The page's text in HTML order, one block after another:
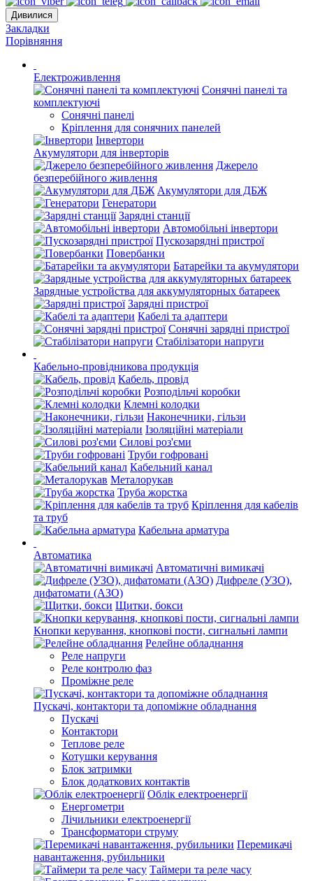
Дивилися
Закладки
Порівняння
Електроживлення
Сонячні панелі та
комплектуючі
Сонячні панелі
Кріплення для сонячних панелей
Інвертори
Акумулятори для інверторів
Джерело
безперебійного живлення
Акумулятори для ДБЖ
Генератори
Зарядні станції
Автомобільні інвертори
Пускозарядні пристрої
Повербанки
Батарейки та акумулятори
Зарядные устройства для аккумуляторных батареек
Зарядні пристрої
Кабелі та адаптери
Сонячні зарядні пристрої
Стабілізатори напруги
Кабельно-провідникова продукція
Кабель, провід
Розподільчі коробки
Клемні колодки
Наконечники, гільзи
Ізоляційні матеріали
Силові роз'єми
Труби гофровані
Кабельний канал
Металорукав
Труба жорстка
Кріплення для кабелів
та труб
Кабельна арматура
Автоматика
Автоматичні вимикачі
Дифреле (УЗО),
дифатомати (АЗО)
Щитки, бокси
Кнопки керування, кнопкові пости, сигнальні лампи
Релейне обладнання
Реле напруги
Реле контролю фаз
Проміжне реле
Пускачі, контактори та допоміжне обладнання
Пускачі
Контактори
Теплове реле
Котушки керування
Блок затримки
Блок додаткових контактів
Облік електроенергії
Енергометри
Лічильники електроенергії
Трансформатори струму
Перемикачі
навантаження, рубильники
Таймери та реле часу